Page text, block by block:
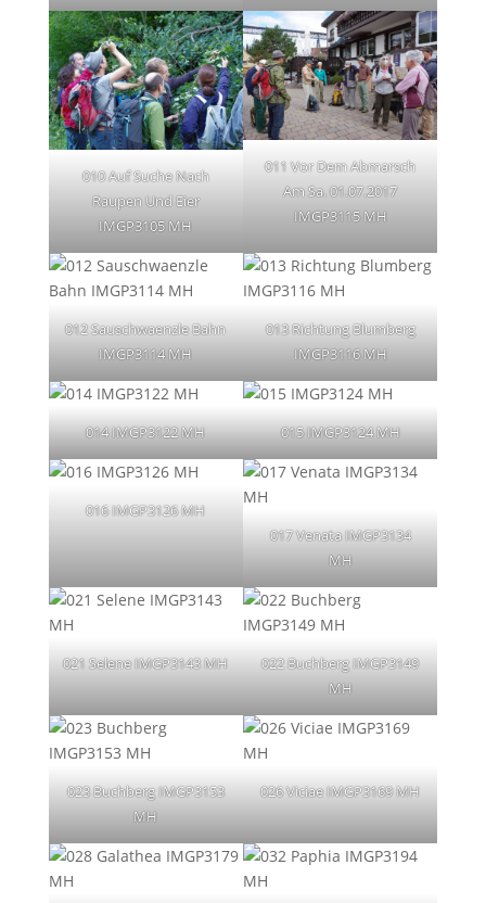
010 Auf Suche Nach
Raupen Und Eier
IMGP3105 MH
011 Vor Dem Abmarsch
Am Sa. 01.07.2017
IMGP3115 MH
012 Sauschwaenzle Bahn
IMGP3114 MH
013 Richtung Blumberg
IMGP3116 MH
014 IMGP3122 MH 015 IMGP3124 MH
016 IMGP3126 MH
017 Venata IMGP3134
MH
021 Selene IMGP3143 MH
022 Buchberg IMGP3149
MH
023 Buchberg IMGP3153
MH
026 Viciae IMGP3169 MH